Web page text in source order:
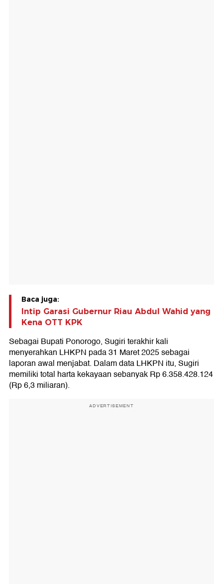
Baca juga:
Intip Garasi Gubernur Riau Abdul Wahid yang
Kena OTT KPK
Sebagai Bupati Ponorogo, Sugiri terakhir kali
menyerahkan LHKPN pada 31 Maret 2025 sebagai
laporan awal menjabat. Dalam data LHKPN itu, Sugiri
memiliki total harta kekayaan sebanyak Rp 6.358.428.124
(Rp 6,3 miliaran).
ADVERTISEMENT